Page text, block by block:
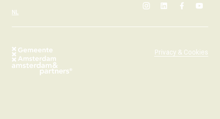
SELECTEER TAAL
NL instagram
linkedinfacebook
Privacy & Cookies